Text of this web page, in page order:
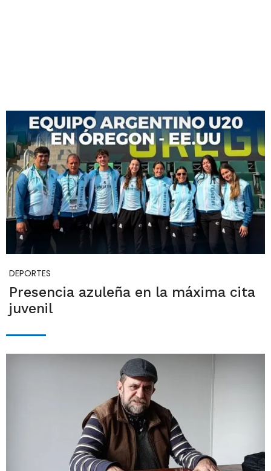
DEPORTES
Presencia azuleña en la máxima cita
juvenil